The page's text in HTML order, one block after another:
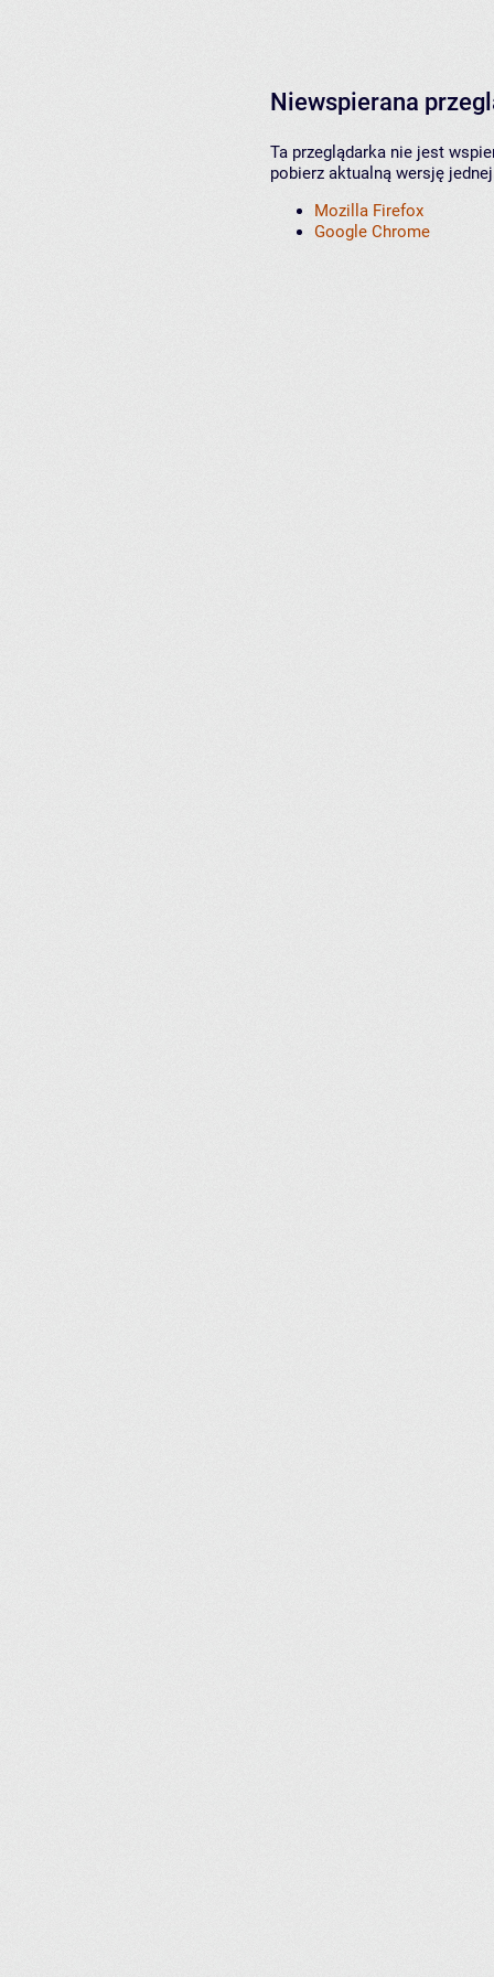
Niewspierana
Ta przeglądarka nie jest
pobierz aktualną wersję
Mozilla Firefox
Google Chrome